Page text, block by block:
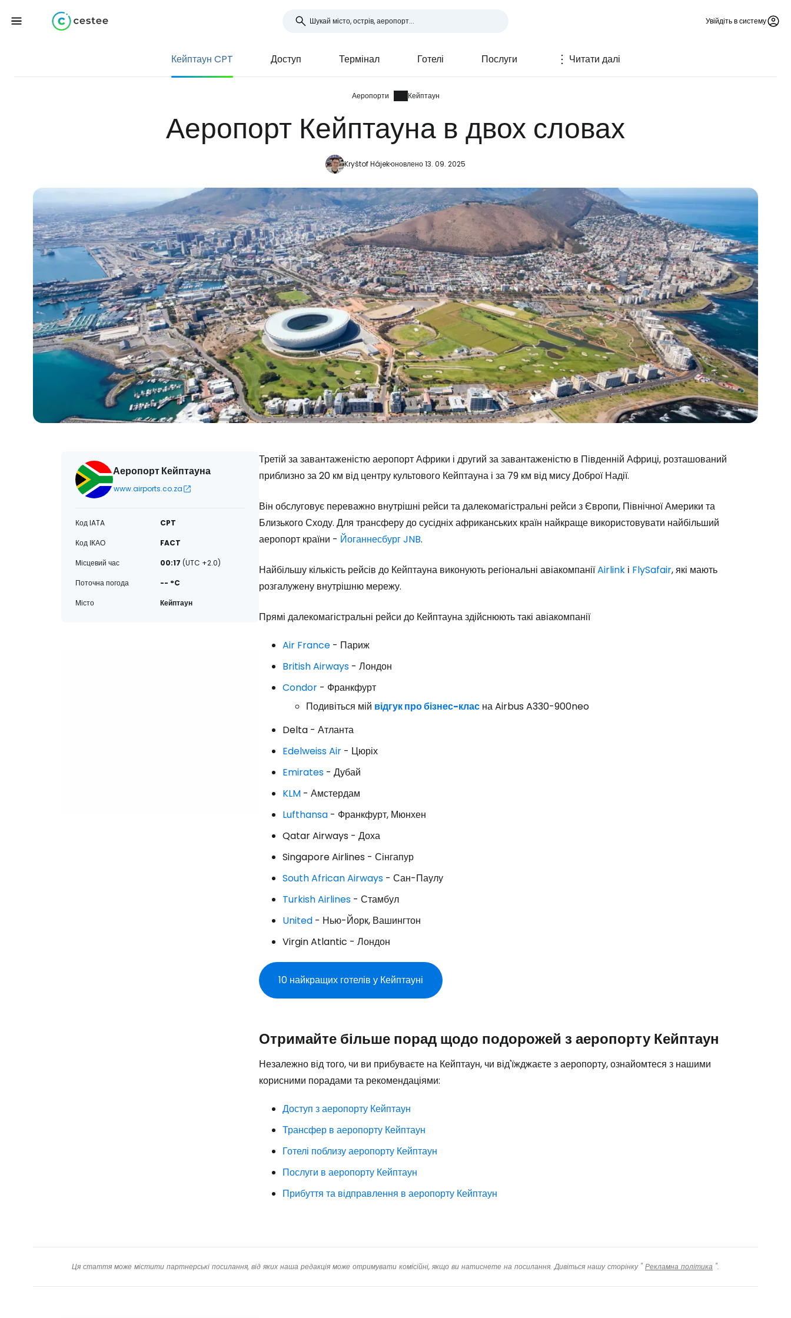
Увійдіть в систему
Кейптаун CPT Доступ Термінал Готелі Послуги Читати далі
Аеропорти Кейптаун
Аеропорт Кейптауна в двох словах
Kryštof Hájekоновлено 13. 09. 2025
Аеропорт Кейптауна
www.airports.co.za
Код IATA
CPT
Код ІКАО
FACT
Місцевий час
00:17 (UTC +2.0)
Поточна погода
-- °C
Місто
Кейптаун
Третій за завантаженістю аеропорт Африки і другий за завантаженістю в Південній Африці, розташований
приблизно за 20 км від центру культового Кейптауна і за 79 км від мису Доброї Надії.
Він обслуговує переважно внутрішні рейси та далекомагістральні рейси з Європи, Північної Америки та
Близького Сходу. Для трансферу до сусідніх африканських країн найкраще використовувати найбільший
аеропорт країни - Йоганнесбург JNB.
Найбільшу кількість рейсів до Кейптауна виконують регіональні авіакомпаніїAirlink і FlySafair, які мають
розгалужену внутрішню мережу.
Прямі далекомагістральні рейси до Кейптауна здійснюють такі авіакомпанії
Air France - Париж
British Airways - Лондон
Condor - Франкфурт
Подивіться мій відгук про бізнес-клас на Airbus A330-900neo
Delta - Атланта
Edelweiss Air - Цюріх
Emirates - Дубай
KLM - Амстердам
Lufthansa - Франкфурт, Мюнхен
Qatar Airways - Доха
Singapore Airlines - Сінгапур
South African Airways - Сан-Паулу
Turkish Airlines - Стамбул
United - Нью-Йорк, Вашингтон
Virgin Atlantic - Лондон
10 найкращих готелів у Кейптауні
Отримайте більше порад щодо подорожей з аеропорту Кейптаун
Незалежно від того, чи ви прибуваєте на Кейптаун, чи від'їжджаєте з аеропорту, ознайомтеся з нашими
корисними порадами та рекомендаціями:
Доступ з аеропорту Кейптаун
Трансфер в аеропорту Кейптаун
Готелі поблизу аеропорту Кейптаун
Послуги в аеропорту Кейптаун
Прибуття та відправлення в аеропорту Кейптаун
Ця стаття може містити партнерські посилання, від яких наша редакція може отримувати комісійні, якщо ви натиснете на посилання. Дивіться нашу сторінку " Рекламна політика ".
Увійдіть до Cestee